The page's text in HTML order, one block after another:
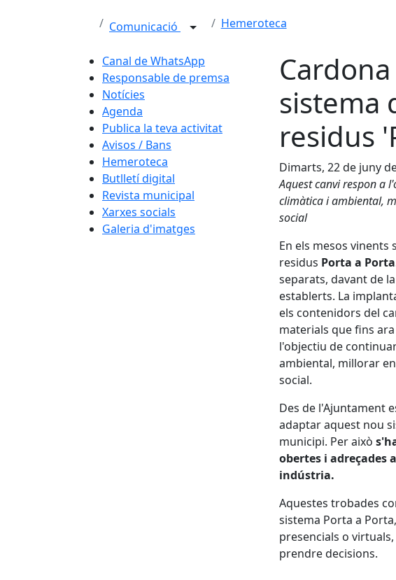
Comunicació Hemeroteca
Canal de WhatsApp
Responsable de premsa
Notícies
Agenda
Publica la teva activitat
Avisos / Bans
Hemeroteca
Butlletí digital
Revista municipal
Xarxes socials
Galeria d'imatges
sistema
residus
Dimarts, 22 de juny
Aquest canvi respon a
climàtica i ambiental,
social
En els mesos
residus Porta a Porta
separats, davant de
establerts. La
els contenidors del
materials que fins
l'objectiu de
ambiental, millorar
social.
Des de l'Ajuntament
adaptar aquest nou
municipi. Per això
obertes i adreçades
indústria.
Aquestes trobades
sistema Porta a
presencials o
prendre decisions.